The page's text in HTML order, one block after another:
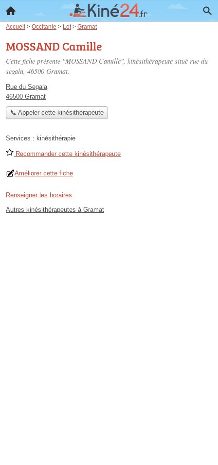
Accueil > Occitanie > Lot > Gramat
MOSSAND Camille
Cette fiche présente "MOSSAND Camille", kinésithérapeute situé rue du
segala, 46500 Gramat.
Rue du Segala
46500 Gramat
📞 Appeler cette kinésithérapeute
Services : kinésithérapie
Recommander cette kinésithérapeute
Améliorer cette fiche
Renseigner les horaires
Autres kinésithérapeutes à Gramat